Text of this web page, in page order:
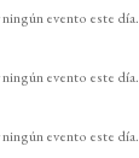
evento este día.
evento este día.
evento este día.